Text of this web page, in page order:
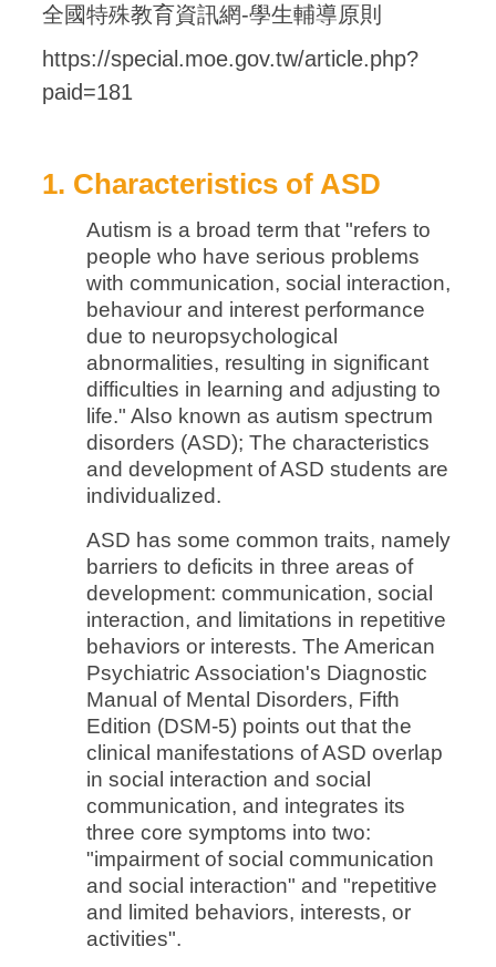
全國特殊教育資訊網-學生輔導原則
https://special.moe.gov.tw/article.php?
paid=181
1. Characteristics of ASD
Autism is a broad term that "refers to
people who have serious problems
with communication, social interaction,
behaviour and interest performance
due to neuropsychological
abnormalities, resulting in significant
difficulties in learning and adjusting to
life." Also known as autism spectrum
disorders (ASD); The characteristics
and development of ASD students are
individualized.
ASD has some common traits, namely
barriers to deficits in three areas of
development: communication, social
interaction, and limitations in repetitive
behaviors or interests. The American
Psychiatric Association's Diagnostic
Manual of Mental Disorders, Fifth
Edition (DSM-5) points out that the
clinical manifestations of ASD overlap
in social interaction and social
communication, and integrates its
three core symptoms into two:
"impairment of social communication
and social interaction" and "repetitive
and limited behaviors, interests, or
activities".